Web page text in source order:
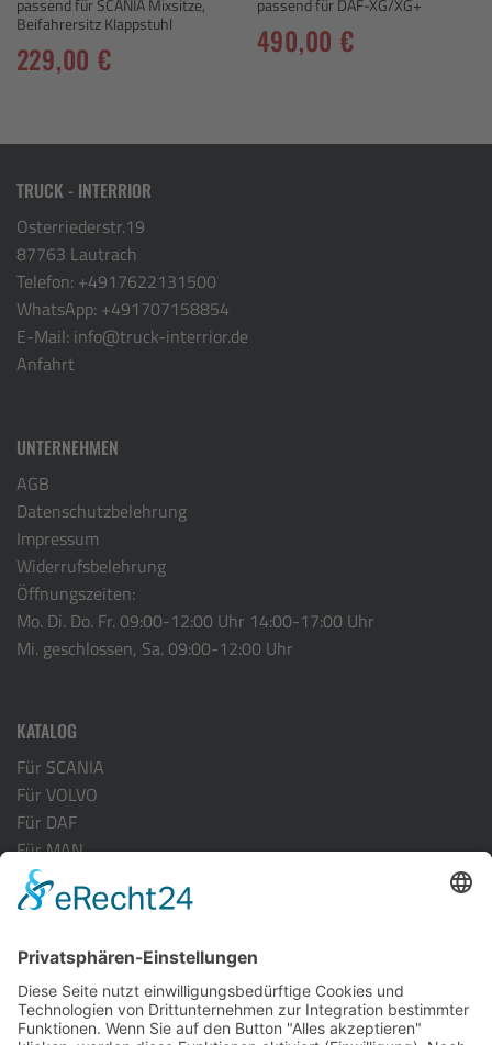
passend für SCANIA Mixsitze,
Beifahrersitz Klappstuhl
229,00 €
passend für DAF-XG/XG+
490,00 €
TRUCK - INTERRIOR
Osterriederstr.19
87763 Lautrach
Telefon: +4917622131500
WhatsApp: +491707158854
E-Mail: info@truck-interrior.de
Anfahrt
UNTERNEHMEN
AGB
Datenschutzbelehrung
Impressum
Widerrufsbelehrung
Öffnungszeiten:
Mo. Di. Do. Fr. 09:00-12:00 Uhr 14:00-17:00 Uhr
Mi. geschlossen, Sa. 09:00-12:00 Uhr
KATALOG
Für SCANIA
Für VOLVO
Für DAF
Für MAN
Für ACTROS MP-4
Für RENAULT
INFORMATION
Versandarten